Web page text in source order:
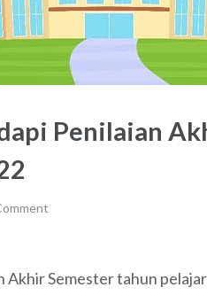
Penilaian
Akhir Semester tahun